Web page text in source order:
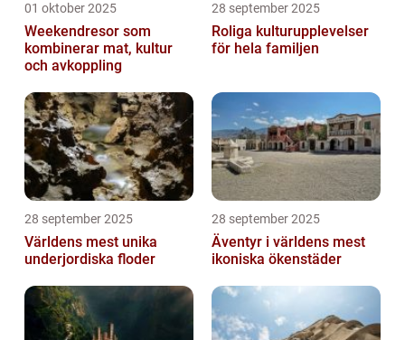
01 oktober 2025
Weekendresor som
kombinerar mat, kultur
och avkoppling
28 september 2025
Roliga kulturupplevelser
för hela familjen
28 september 2025
Världens mest unika
underjordiska floder
28 september 2025
Äventyr i världens mest
ikoniska ökenstäder